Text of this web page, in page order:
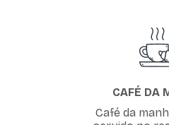
CAFÉ DA
Café da